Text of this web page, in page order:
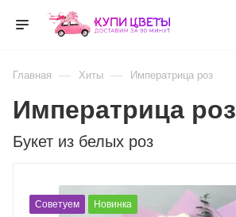
Главная — Хиты — Императрица роз
Букет из белых роз
Императрица роз
Советуем Новинка